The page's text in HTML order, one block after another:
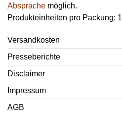
Absprache möglich.
Produkteinheiten pro Packung: 1
Versandkosten
Presseberichte
Disclaimer
Impressum
AGB